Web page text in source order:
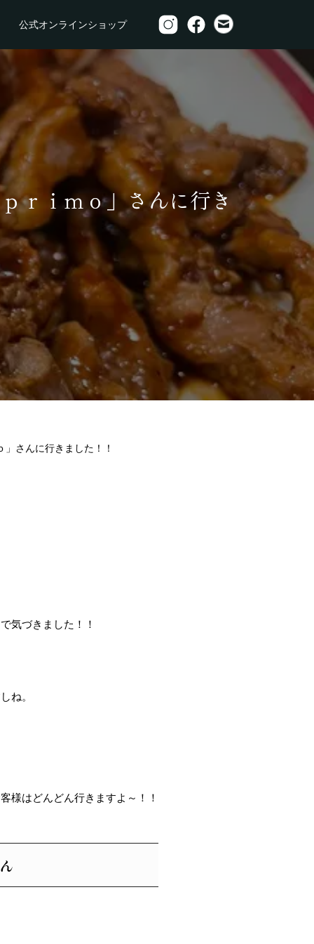
公式オンラインショップ
ｒｉｍｏ」さんに行き
さんに行きました！！
気づきました！！
ね。
様はどんどん行きますよ～！！